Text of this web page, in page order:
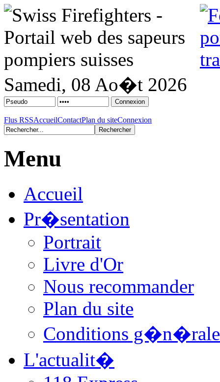
Samedi, 08 Ao�t 2026
Flus RSSAccueilContactPlan du siteConnexion
Menu
Accueil
Pr�sentation
Portrait
Livre d'Or
Nous recommander
Plan du site
Conditions
L'actualit�